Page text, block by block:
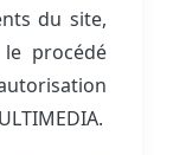
du site,
procédé